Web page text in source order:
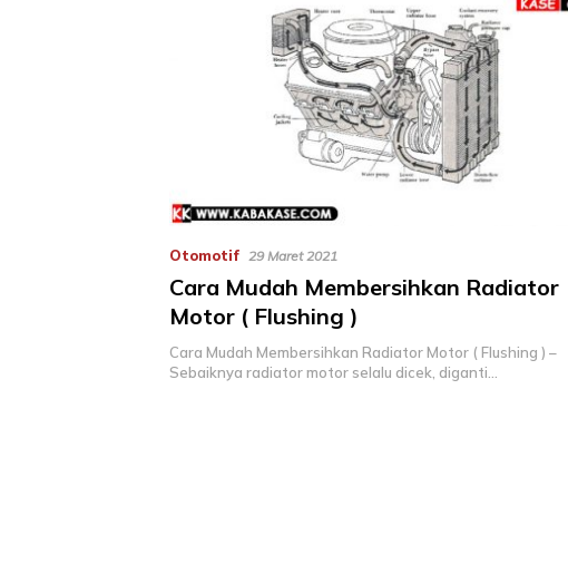
Otomotif 29 Maret 2021
Cara Mudah Membersihkan Radiator
Motor ( Flushing )
Cara Mudah Membersihkan Radiator Motor ( Flushing ) –
Sebaiknya radiator motor selalu dicek, diganti…